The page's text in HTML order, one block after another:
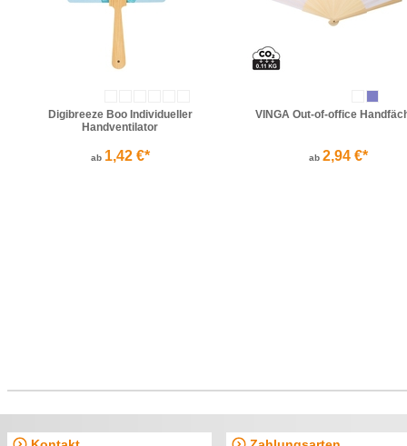
Digibreeze Boo Individueller
Handventilator
ab 1,42 €*
VINGA Out-of-office
ab 2,94 €*
Fächer